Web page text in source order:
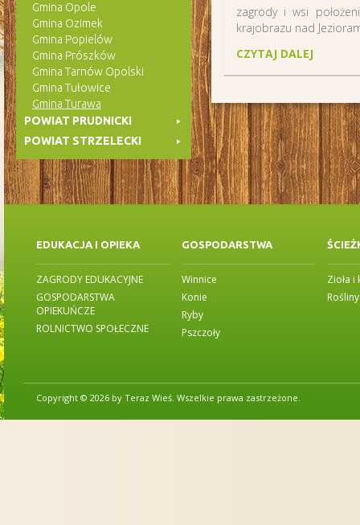
Gmina Opole
Gmina Ozimek
Gmina Popielów
Gmina Prószków
Gmina Tarnów Opolski
Gmina Tułowice
Gmina Turawa
POWIAT PRUDNICKI
POWIAT STRZELECKI
zagrody i wsi
krajobrazu nad
CZYTAJ DALEJ
EDUKACJA I OPIEKA
ZAGRODY EDUKACYJNE
GOSPODARSTWA
OPIEKUŃCZE
ROLNICTWO SPOŁECZNE
GOSPODARSTWA
Winnice
Konie
Ryby
Pszczoły
Zioła
Copyright © 2026 by Teraz Wieś. Wszelkie prawa zastrzeżone.